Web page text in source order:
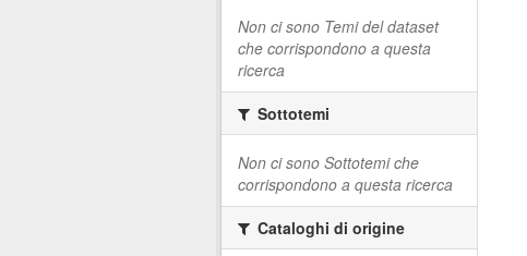
Non ci sono Temi del dataset
che corrispondono a questa
ricerca
Sottotemi
Non ci sono Sottotemi che
corrispondono a questa ricerca
Cataloghi di origine